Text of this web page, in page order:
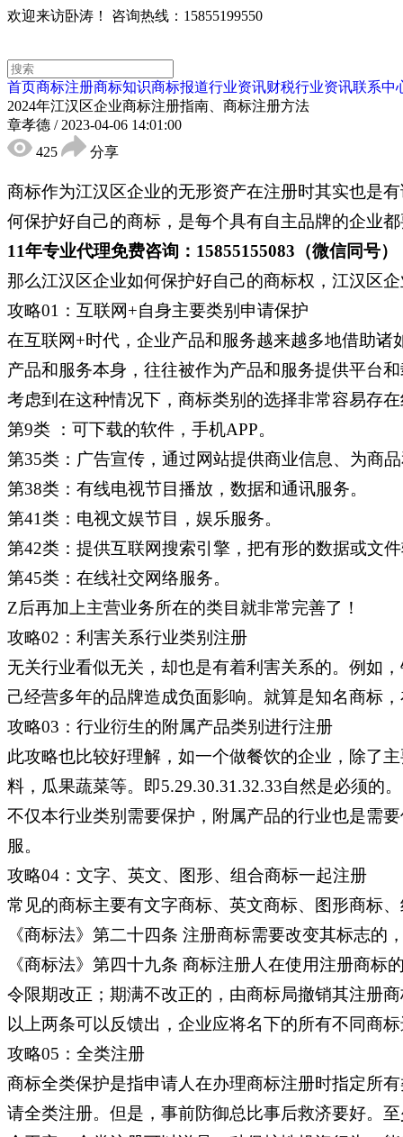
欢迎来访卧涛！ 咨询热线：15855199550
首页商标注册商标知识商标报道行业资讯财税行业资讯联系中
2024年江汉区企业商标注册指南、商标注册方法
章孝德 / 2023-04-06 14:01:00
425
分享
商标作为江汉区企业的无形资产在注册时其实也是
何保护好自己的商标，是每个具有自主品牌的企业
11年专业代理免费咨询：15855155083（微信同号）
那么江汉区企业如何保护好自己的商标权，江汉区
攻略01：互联网+自身主要类别申请保护
在互联网+时代，企业产品和服务越来越多地借助
产品和服务本身，往往被作为产品和服务提供平台
考虑到在这种情况下，商标类别的选择非常容易存
第9类 ：可下载的软件，手机APP。
第35类：广告宣传，通过网站提供商业信息、为商
第38类：有线电视节目播放，数据和通讯服务。
第41类：电视文娱节目，娱乐服务。
第42类：提供互联网搜索引擎，把有形的数据或文
第45类：在线社交网络服务。
Z后再加上主营业务所在的类目就非常完善了！
攻略02：利害关系行业类别注册
无关行业看似无关，却也是有着利害关系的。例如
己经营多年的品牌造成负面影响。就算是知名商标
攻略03：行业衍生的附属产品类别进行注册
此攻略也比较好理解，如一个做餐饮的企业，除了
料，瓜果蔬菜等。即5.29.30.31.32.33自然是必须的。
不仅本行业类别需要保护，附属产品的行业也是需
服。
攻略04：文字、英文、图形、组合商标一起注册
常见的商标主要有文字商标、英文商标、图形商标
《商标法》第二十四条 注册商标需要改变其标志的
《商标法》第四十九条 商标注册人在使用注册商
令限期改正；期满不改正的，由商标局撤销其注册
以上两条可以反馈出，企业应将名下的所有不同商
攻略05：全类注册
商标全类保护是指申请人在办理商标注册时指定所
请全类注册。但是，事前防御总比事后救济要好。